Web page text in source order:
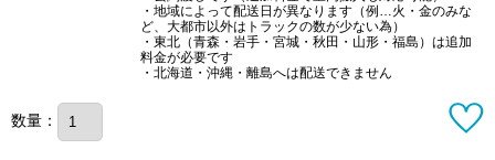
・地域によって配送日が異なります（例…火・金のみな
ど、大都市以外はトラックの数が少ない為）
・東北（青森・岩手・宮城・秋田・山形・福島）は追加
料金が必要です
・北海道・沖縄・離島へは配送できません
数量：